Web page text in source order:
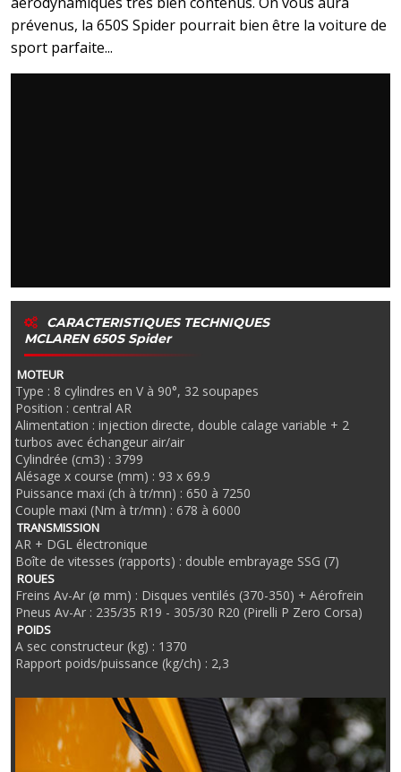
prévenus, la 650S Spider pourrait bien être la voiture de
sport parfaite...
CARACTERISTIQUES TECHNIQUES
MCLAREN 650S Spider
MOTEUR
Type : 8 cylindres en V à 90°, 32 soupapes
Position : central AR
Alimentation : injection directe, double calage variable + 2
turbos avec échangeur air/air
Cylindrée (cm3) : 3799
Alésage x course (mm) : 93 x 69.9
Puissance maxi (ch à tr/mn) : 650 à 7250
Couple maxi (Nm à tr/mn) : 678 à 6000
TRANSMISSION
AR + DGL électronique
Boîte de vitesses (rapports) : double embrayage SSG (7)
ROUES
Freins Av-Ar (ø mm) : Disques ventilés (370-350) + Aérofrein
Pneus Av-Ar : 235/35 R19 - 305/30 R20 (Pirelli P Zero Corsa)
POIDS
A sec constructeur (kg) : 1370
Rapport poids/puissance (kg/ch) : 2,3